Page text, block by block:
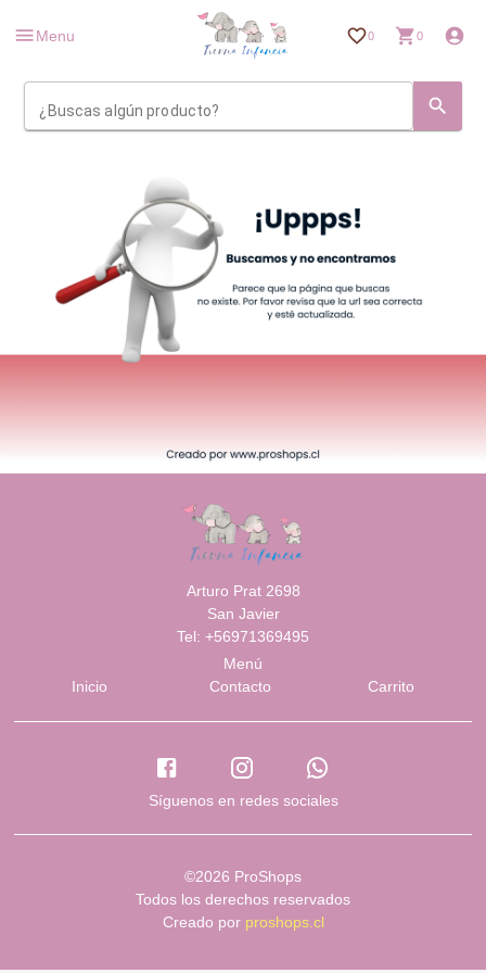
Menu 0 0
¿Buscas algún producto?
Arturo Prat 2698
San Javier
Tel: +56971369495
Menú
Inicio
Contacto Carrito
Síguenos en redes sociales
©2026 ProShops
Todos los derechos reservados
Creado por proshops.cl